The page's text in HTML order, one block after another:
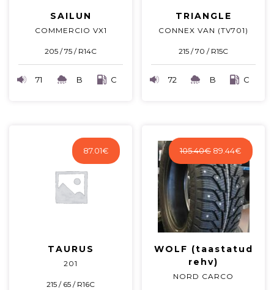
SAILUN
COMMERCIO VX1
205 / 75 / R14C
71 B C
TRIANGLE
CONNEX VAN (TV701)
215 / 70 / R15C
72 B C
87.01€
TAURUS
201
215 / 65 / R16C
105.40€ Algne
oli:
105.40€.
89.44€
hind
on:
89.44€.
WOLF (taastatud
rehv)
NORD CARCO